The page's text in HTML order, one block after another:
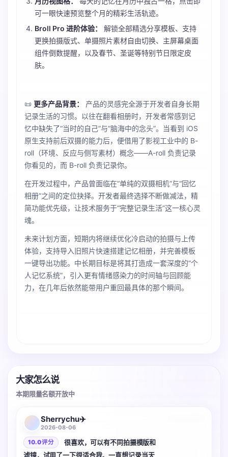
可一眼快速预览整个月的精彩生活轨迹。
Broll Pro 进阶体验：
解锁全部精选分享模板、支持
更换拍摄版式、单摄照片素材自由切换、主屏幕桌面
组件倒数提醒，以及春节、圣诞等特别节日限定皮
肤。
📜 更多产品背景：
产品的灵感完全源于开发者自身长期
记录生活的习惯。以往在翻看相册时，开发者常感到记
忆中缺失了“当时的自己”与“脑海中的念头”。当看到 iOS
原生支持前后双摄的能力后，便借用了影视工业中的 B-
roll（环境、反应与侧写素材）概念——A-roll 负责记录
你看见的，而 B-roll 负责记录你。
在开发过程中，产品曾面临在“单纯的双摄相机”与“回忆
相册”之间的定位抉择。开发者最终选择不断做减法，精
简功能优先级，让技术服务于“完整记录生活”这一核心灵
魂。
未来计划方面，短期内将继续优化冷启动的拍摄与上传
体验，支持导入旧照片快速搭建记忆相册，并完善模板
一键导出功能。中长期目标是将其打造成一套深度的“个
人记忆系统”，引入更有情绪感染力的时间轴与回顾能
力，在几年后依然能带用户重回最具体的那个瞬间。
大家怎么说
本期限量名额开放中
Sherrychu✈️
2026-08-06
10.0 评分
很喜欢，可以有不同拍摄模版和
滤镜，试用了一下很适合我，一直想记录当天